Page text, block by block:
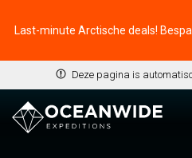
Last-minute Arctische deals!
Deze pagina is